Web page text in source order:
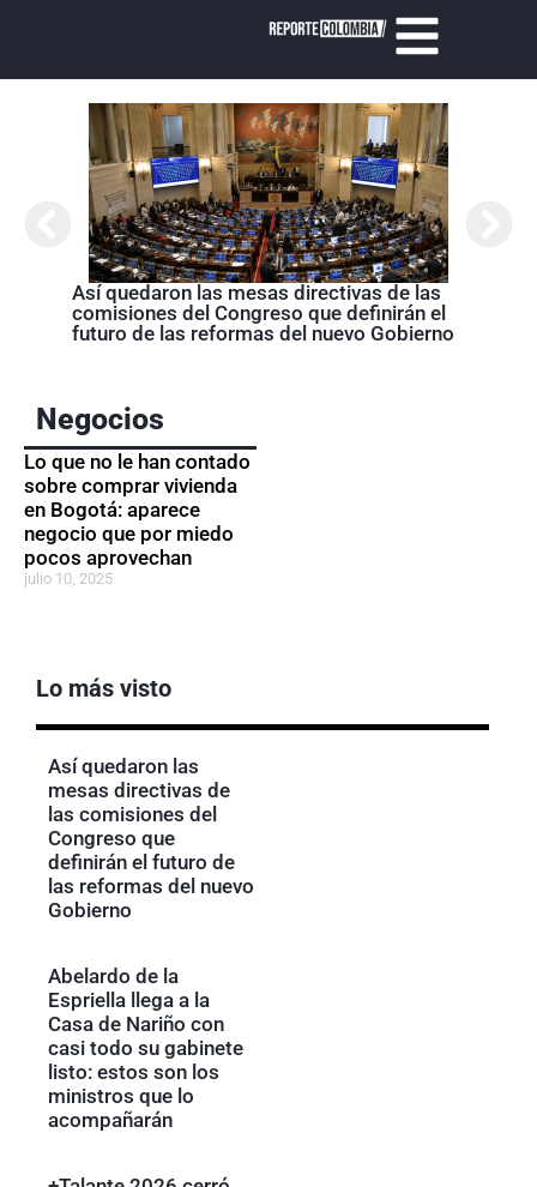
Así quedaron las mesas directivas de las
comisiones del Congreso que definirán el
futuro de las reformas del nuevo Gobierno
Negocios
Lo que no le han contado
sobre comprar vivienda
en Bogotá: aparece
negocio que por miedo
pocos aprovechan
julio 10, 2025
Lo más visto
Así quedaron las
mesas directivas de
las comisiones del
Congreso que
definirán el futuro de
las reformas del nuevo
Gobierno
Abelardo de la
Espriella llega a la
Casa de Nariño con
casi todo su gabinete
listo: estos son los
ministros que lo
acompañarán